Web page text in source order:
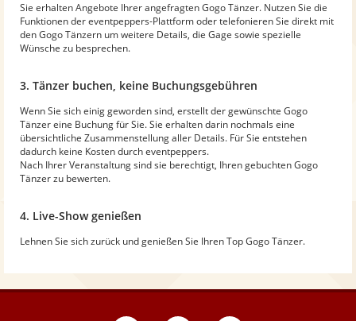
Sie erhalten Angebote Ihrer angefragten Gogo Tänzer. Nutzen Sie die
Funktionen der eventpeppers-Plattform oder telefonieren Sie direkt mit
den Gogo Tänzern um weitere Details, die Gage sowie spezielle
Wünsche zu besprechen.
3. Tänzer buchen, keine Buchungsgebühren
Wenn Sie sich einig geworden sind, erstellt der gewünschte Gogo
Tänzer eine Buchung für Sie. Sie erhalten darin nochmals eine
übersichtliche Zusammenstellung aller Details. Für Sie entstehen
dadurch keine Kosten durch eventpeppers.
Nach Ihrer Veranstaltung sind sie berechtigt, Ihren gebuchten Gogo
Tänzer zu bewerten.
4. Live-Show genießen
Lehnen Sie sich zurück und genießen Sie Ihren Top Gogo Tänzer.